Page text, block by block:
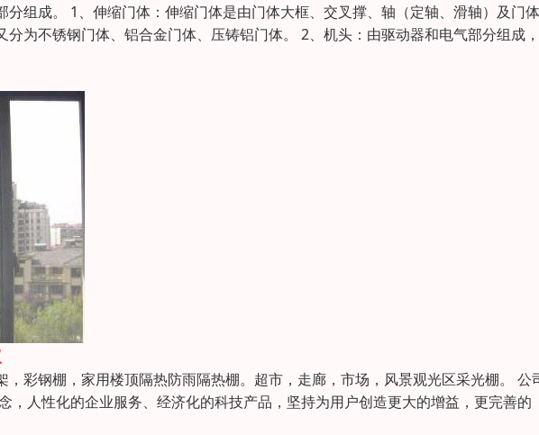
组成。 1、伸缩门体：伸缩门体是由门体大框、交叉撑、轴（定轴、滑轴）及门
为不锈钢门体、铝合金门体、压铸铝门体。 2、机头：由驱动器和电气部分组成，
彩钢棚，家用楼顶隔热防雨隔热棚。超市，走廊，市场，风景观光区采光棚。 公
，人性化的企业服务、经济化的科技产品，坚持为用户创造更大的增益，更完善的